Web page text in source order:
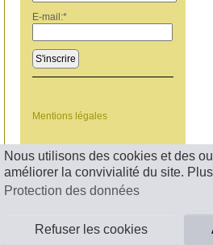
Nous utilisons des cookies et des
améliorer la convivialité du site.
Protection des données
Refuser les cookies
E-mail:*
S'inscrire
Mentions légales